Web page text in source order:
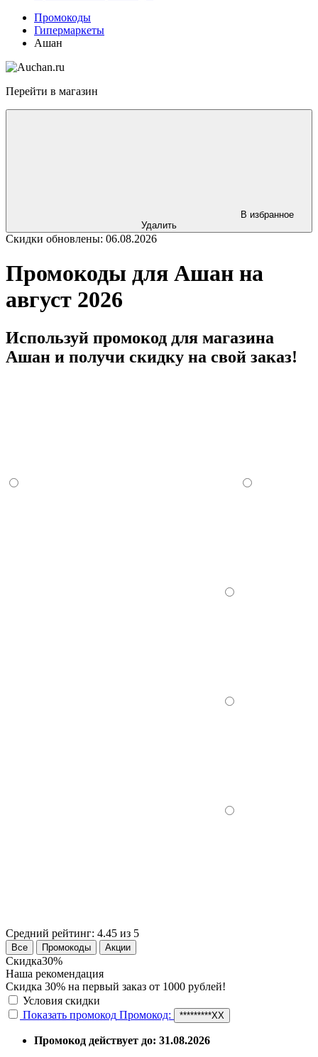
Промокоды
Гипермаркеты
Ашан
Перейти в магазин
В избранное
Удалить
Скидки обновлены: 06.08.2026
Промокоды для Ашан на
август 2026
Используй промокод для магазина
Ашан и получи скидку на свой заказ!
Средний рейтинг: 4.45 из 5
Все Промокоды Акции
Скидка30%
Наша рекомендация
Скидка 30% на первый заказ от 1000 рублей!
Условия скидки
Показать промокод Промокод: *********XX
Промокод действует до: 31.08.2026